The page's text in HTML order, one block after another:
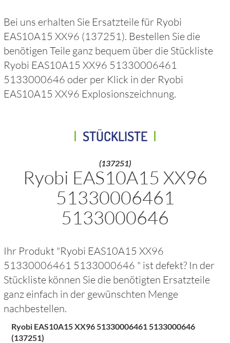
Bei uns erhalten Sie Ersatzteile für Ryobi
EAS10A15 XX96 (137251). Bestellen Sie die
benötigen Teile ganz bequem über die Stückliste
Ryobi EAS10A15 XX96 51330006461
5133000646 oder per Klick in der Ryobi
EAS10A15 XX96 Explosionszeichnung.
STÜCKLISTE
(137251)
Ryobi EAS10A15 XX96
51330006461
5133000646
Ihr Produkt "Ryobi EAS10A15 XX96
51330006461 5133000646 " ist defekt? In der
Stückliste können Sie die benötigten Ersatzteile
ganz einfach in der gewünschten Menge
nachbestellen.
Ryobi EAS10A15 XX96 51330006461 5133000646
(137251)